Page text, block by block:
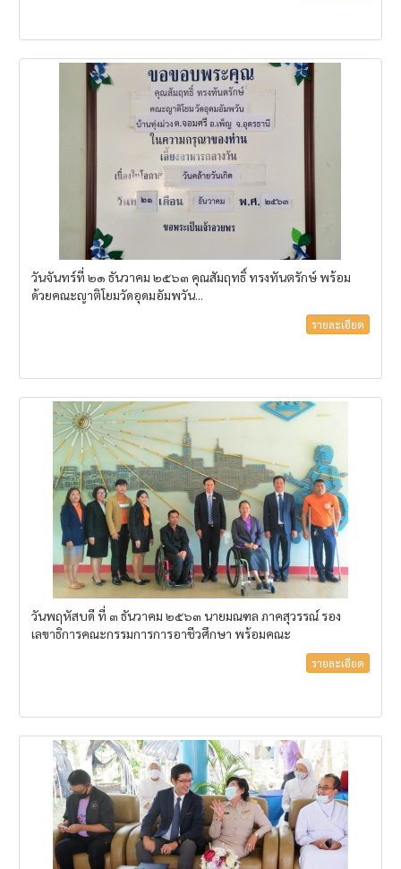
วันจันทร์ที่ ๒๑ ธันวาคม ๒๕๖๓ คุณสัมฤทธิ์ ทรงทันตรักษ์ พร้อม
ด้วยคณะญาติโยมวัดอุดมอัมพวัน...
รายละเอียด
วันพฤหัสบดี ที่ ๓ ธันวาคม ๒๕๖๓ นายมณฑล ภาคสุวรรณ์ รอง
เลขาธิการคณะกรรมการการอาชีวศึกษา พร้อมคณะ
รายละเอียด